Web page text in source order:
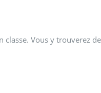
Vous y trouverez